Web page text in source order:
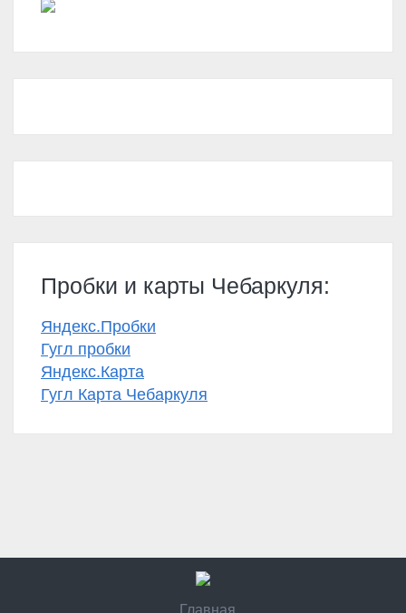
Пробки и карты Чебаркуля:
Яндекс.Пробки
Гугл пробки
Яндекс.Карта
Гугл Карта Чебаркуля
Главная